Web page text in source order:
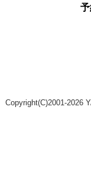
Copyright(C)2001‐2026